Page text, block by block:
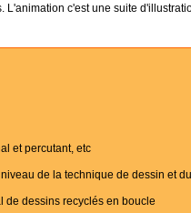
c'est une suite
et percutant, etc
de la technique de dessin et
de dessins recyclés en boucle